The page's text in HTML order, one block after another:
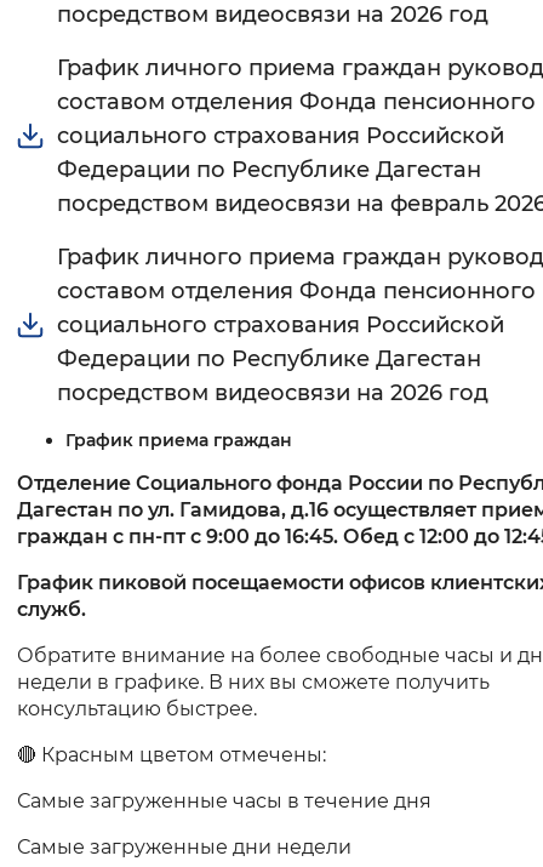
посредством видеосвязи на 2026 год
График личного приема граждан
составом отделения Фонда пенсионного
социального страхования Российской
Федерации по Республике Дагестан
посредством видеосвязи на февраль
График личного приема граждан
составом отделения Фонда пенсионного
социального страхования Российской
Федерации по Республике Дагестан
посредством видеосвязи на 2026 год
График приема граждан
Отделение Социального фонда России по
Дагестан по ул. Гамидова, д.16 осуществляет
граждан с пн-пт с 9:00 до 16:45. Обед с 12:00 до
График пиковой посещаемости офисов
служб.
Обратите внимание на более свободные часы и
недели в графике. В них вы сможете получить
консультацию быстрее.
🔴 Красным цветом отмечены:
Самые загруженные часы в течение дня
Самые загруженные дни недели